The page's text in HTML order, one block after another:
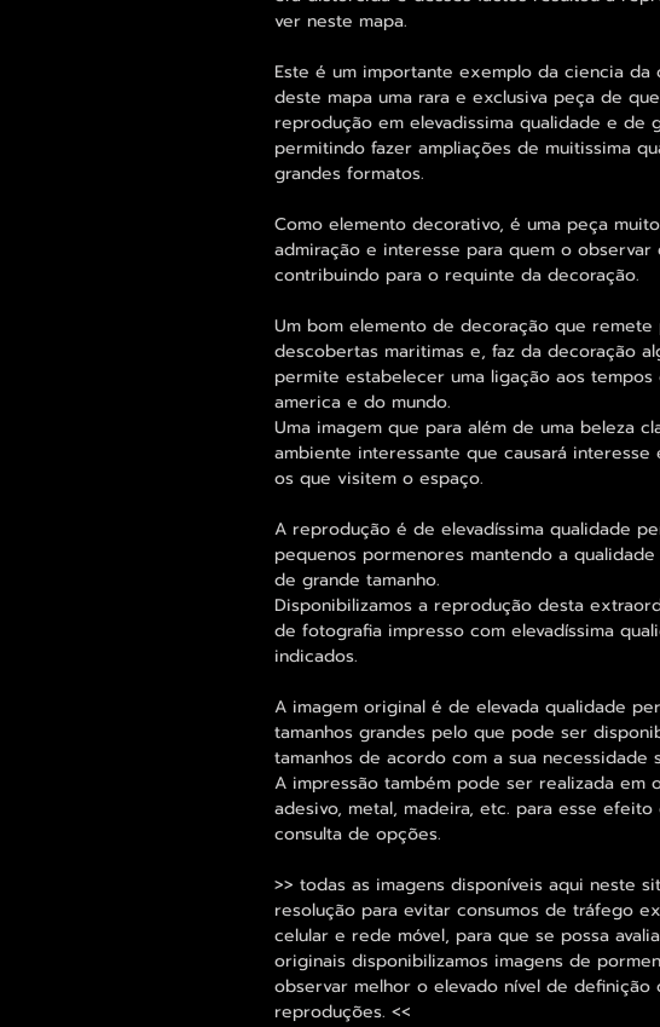
ver neste mapa.
Este é um importante exemplo da ciencia da
deste mapa uma rara e exclusiva peça de
reprodução em elevadissima qualidade e de
permitindo fazer ampliações de muitissima
grandes formatos.
Como elemento decorativo, é uma peça
admiração e interesse para quem o observar
contribuindo para o requinte da decoração.
Um bom elemento de decoração que remete
descobertas maritimas e, faz da decoração
permite estabelecer uma ligação aos
america e do mundo.
Uma imagem que para além de uma beleza
ambiente interessante que causará
os que visitem o espaço.
A reprodução é de elevadíssima qualidade
pequenos pormenores mantendo a
de grande tamanho.
Disponibilizamos a reprodução desta
de fotografia impresso com elevadíssima
indicados.
A imagem original é de elevada qualidade
tamanhos grandes pelo que pode ser
tamanhos de acordo com a sua necessidade
A impressão também pode ser realizada em
adesivo, metal, madeira, etc. para esse
consulta de opções.
>> todas as imagens disponíveis aqui neste
resolução para evitar consumos de tráfego
celular e rede móvel, para que se possa
originais disponibilizamos imagens de
observar melhor o elevado nível de definição
reproduções. <<